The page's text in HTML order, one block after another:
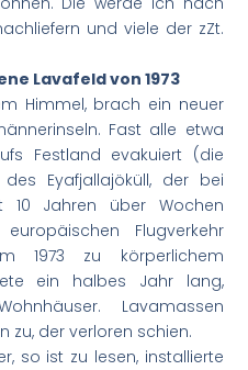
und viele der zZt.
Lavafeld von 1973
Himmel, brach ein neuer
Fast alle etwa
Festland evakuiert (die
Eyafjallajöküll, der bei
10 Jahren über Wochen
Flugverkehr
1973 zu körperlichem
ein halbes Jahr lang,
Lavamassen
zu, der verloren schien.
so ist zu lesen, installierte